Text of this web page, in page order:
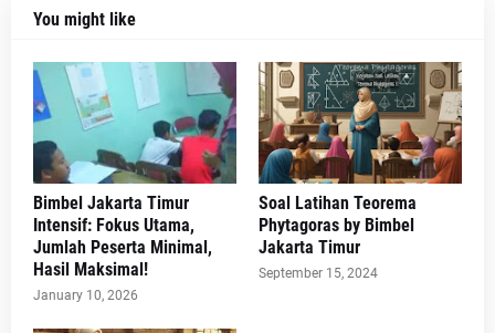
You might like
Bimbel Jakarta Timur
Intensif: Fokus Utama,
Jumlah Peserta Minimal,
Hasil Maksimal!
January 10, 2026
Soal Latihan Teorema
Phytagoras by Bimbel
Jakarta Timur
September 15, 2024